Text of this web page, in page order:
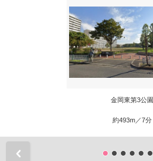
金岡東第3公園
約493m／7分